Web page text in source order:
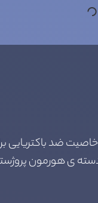
ضد باکتریایی